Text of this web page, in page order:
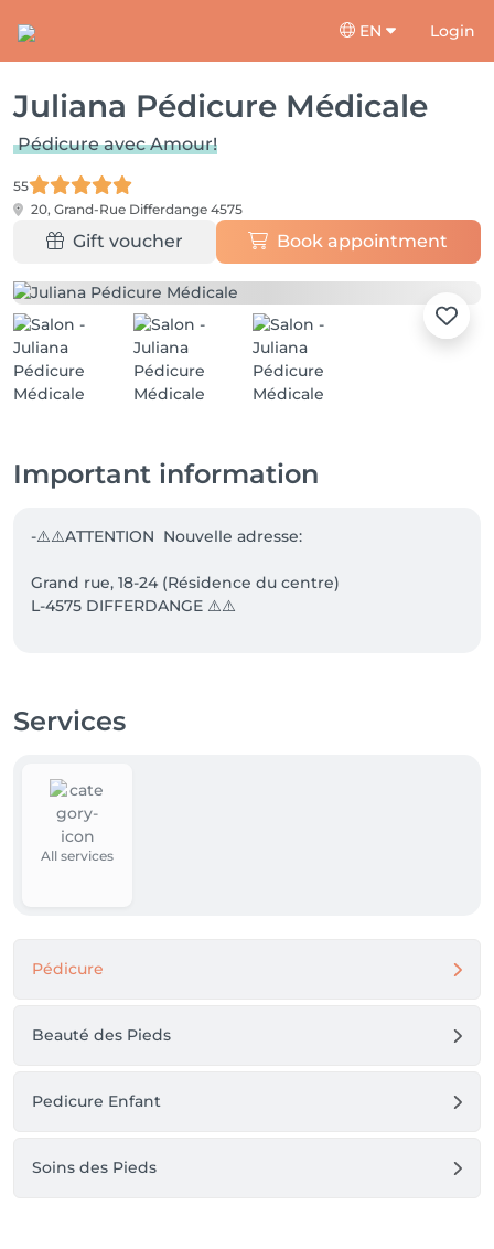
EN Login
Juliana Pédicure Médicale
Pédicure avec Amour!
55
20, Grand-Rue Differdange 4575
Gift voucher Book appointment
Important information
-⚠️⚠️ATTENTION  Nouvelle adresse:
Grand rue, 18-24 (Résidence du centre)
L-4575 DIFFERDANGE ⚠️⚠️
Services
All services
Pédicure
Beauté des Pieds
Pedicure Enfant
Soins des Pieds